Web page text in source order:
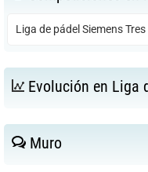
Liga de pádel Siemens
Evolución en Liga
Muro